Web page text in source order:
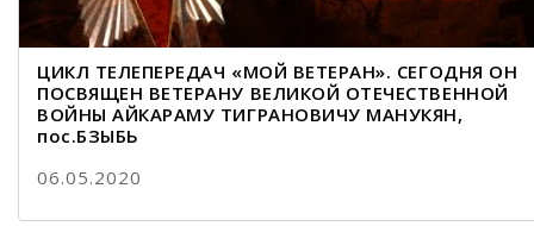
ЦИКЛ ТЕЛЕПЕРЕДАЧ «МОЙ ВЕТЕРАН». СЕГОДНЯ ОН
ПОСВЯЩЕН ВЕТЕРАНУ ВЕЛИКОЙ ОТЕЧЕСТВЕННОЙ
ВОЙНЫ АЙКАРАМУ ТИГРАНОВИЧУ МАНУКЯН,
пос.БЗЫБЬ
06.05.2020